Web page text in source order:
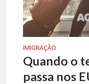
IMIGRAÇÃO
Quando o
passa nos